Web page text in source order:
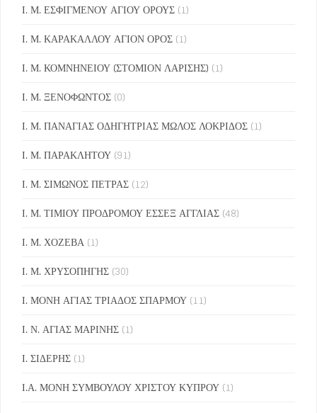
Ι. Μ. ΕΣΦΙΓΜΕΝΟΥ ΑΓΙΟΥ ΟΡΟΥΣ (1)
Ι. Μ. ΚΑΡΑΚΑΛΛΟΥ ΑΓΙΟΝ ΟΡΟΣ (1)
Ι. Μ. ΚΟΜΝΗΝΕΙΟΥ (ΣΤΟΜΙΟΝ ΛΑΡΙΣΗΣ) (1)
Ι. Μ. ΞΕΝΟΦΩΝΤΟΣ (0)
Ι. Μ. ΠΑΝΑΓΙΑΣ ΟΔΗΓΗΤΡΙΑΣ ΜΩΛΟΣ ΛΟΚΡΙΔΟΣ (1)
Ι. Μ. ΠΑΡΑΚΛΗΤΟΥ (91)
Ι. Μ. ΣΙΜΩΝΟΣ ΠΕΤΡΑΣ (12)
Ι. Μ. ΤΙΜΙΟΥ ΠΡΟΔΡΟΜΟΥ ΕΣΣΕΞ ΑΓΓΛΙΑΣ (48)
Ι. Μ. ΧΟΖΕΒΑ (1)
Ι. Μ. ΧΡΥΣΟΠΗΓΗΣ (30)
Ι. ΜΟΝΗ ΑΓΙΑΣ ΤΡΙΑΔΟΣ ΣΠΑΡΜΟΥ (11)
Ι. Ν. ΑΓΙΑΣ ΜΑΡΙΝΗΣ (1)
Ι. ΣΙΔΕΡΗΣ (1)
Ι.Α. ΜΟΝΗ ΣΥΜΒΟΥΛΟΥ ΧΡΙΣΤΟΥ ΚΥΠΡΟΥ (1)